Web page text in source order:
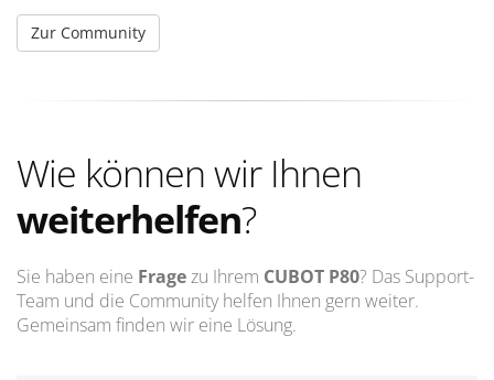
Zur Community
Wie können wir Ihnen
weiterhelfen?
Sie haben eine Fragezu Ihrem CUBOT P80? Das Support-
Team und die Community helfen Ihnen gern weiter.
Gemeinsam finden wir eine Lösung.